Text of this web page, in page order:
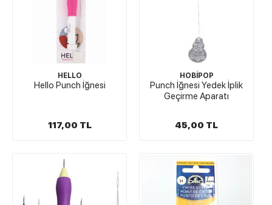
HELLO
Hello Punch İğnesi
117,00 TL
HOBİPOP
Punch İğnesi Yedek İplik
Geçirme Aparatı
45,00 TL